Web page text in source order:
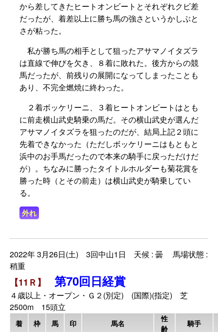
から差してきたヒートオンビートとそれぞれクビ差
だったが、着差以上に勝ち馬の強さというかしぶと
さが粘った。
私が勝ち馬の相手として狙ったアサマノイタズラ
は直線で伸びを欠き、８着に敗れた。後方からの競
馬だったが、前残りの展開になってしまったことも
あり、不完全燃焼に終わった。
２着ボッケリーニ、３着ヒートオンビートはとも
に前走横山武史騎乗の馬だ。その横山武史が選んだ
アサマノイタズラを狙ったのだが、結局上記２頭に
先着できなかった（ただしボッケリーニはもともと
浜中のお手馬だったので本来の騎手に戻っただけだ
が）。ちなみに勝ったタイトルホルダーも菊花賞を
勝った時（とその前走）は横山武史が騎乗してい
る。
外れ
2022年 3月26日(土) 3回中山1日 天候 : 曇 馬場状態 :
稍重
【11Ｒ】 第70回日経賞
４歳以上・オープン・Ｇ２(別定) (国際)(指定) 芝
2500m 15頭立
着 枠 馬 印 馬名
性
齢
騎手